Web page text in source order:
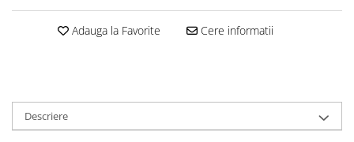
Adauga la Favorite Cere informatii
Descriere